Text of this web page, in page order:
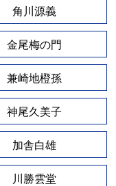
角川源義
金尾梅の門
兼崎地橙孫
神尾久美子
加舎白雄
川勝雲堂